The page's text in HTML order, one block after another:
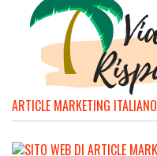
ARTICLE MARKETING ITALIANO